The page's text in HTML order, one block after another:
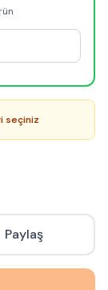
seçiniz
Paylaş